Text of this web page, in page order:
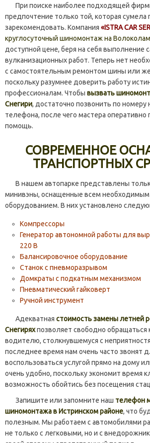
При поиске наиболее подходящей
предпочтение только той, которая
зарекомендовать. Компания «ISTRA CAR
круглосуточный шиномонтаж на
доступной цене, беря на себя выполнение
вулканизационных работ. Теперь нет
с самостоятельным ремонтом шины или же
поскольку разумнее доверить работу
профессионалам. Чтобы вызвать
Снегири, достаточно позвонить по номеру
телефона, после чего мастера оперативно
помощь.
СОВРЕМЕННОЕ
ТРАНСПОРТНЫХ
В нашем автопарке представлены
минивэны, оснащенные всем необходимым
оборудованием. В них установлено
Компрессоры
Генератор автономной работы для
220 В
Балансировочное оборудование
Станок с пневморазрывом
Домкраты с подкатным механизмом
Пневматический гайковерт
Ручной инструмент
Адекватная стоимость замены летней
Снегиряхпозволяет свободно
водителю, столкнувшемуся с
последнее время нам очень часто звонят
воспользоваться услугой прямо на дому
очень удобно, поскольку экономит время
возможность обойтись без посещения
Запишите или запомните наш телефон
шиномонтажа в Истринском районе, что
полезным. Мы работаем с автомобилями
не только с легковыми, но и с